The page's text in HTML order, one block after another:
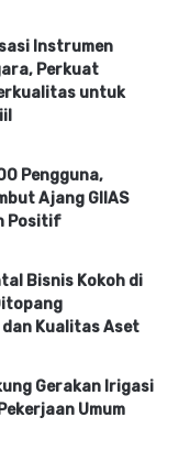
Instrumen
Perkuat
untuk
Pengguna,
Ajang GIIAS
Positif
Bisnis Kokoh di
Kualitas Aset
Gerakan Irigasi
Umum